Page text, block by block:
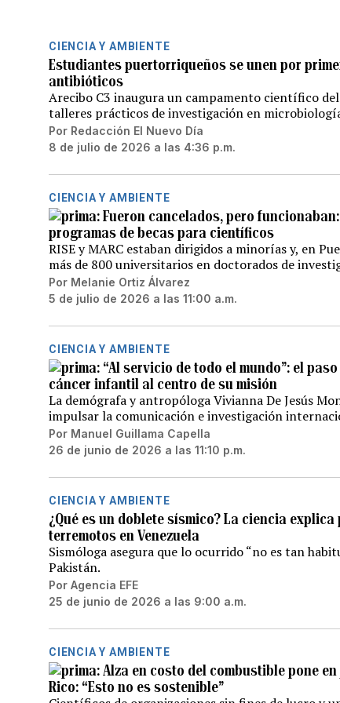
CIENCIA Y AMBIENTE
Estudiantes puertorriqueños se unen por
antibióticos
Arecibo C3 inaugura un campamento científico
talleres prácticos de investigación en
Por Redacción El Nuevo Día
8 de julio de 2026 a las 4:36 p.m.
CIENCIA Y AMBIENTE
Fueron cancelados, pero
programas de becas para científicos
RISE y MARC estaban dirigidos a minorías y, en
más de 800 universitarios en doctorados de
Por Melanie Ortiz Álvarez
5 de julio de 2026 a las 11:00 a.m.
CIENCIA Y AMBIENTE
“Al servicio de todo el mundo”: el
cáncer infantil al centro de su misión
La demógrafa y antropóloga Vivianna De Jesús
impulsar la comunicación e investigación
Por Manuel Guillama Capella
26 de junio de 2026 a las 11:10 p.m.
CIENCIA Y AMBIENTE
¿Qué es un doblete sísmico? La ciencia
terremotos en Venezuela
Sismóloga asegura que lo ocurrido “no es tan
Pakistán.
Por Agencia EFE
25 de junio de 2026 a las 9:00 a.m.
CIENCIA Y AMBIENTE
Alza en costo del combustible pone
Rico: “Esto no es sostenible”